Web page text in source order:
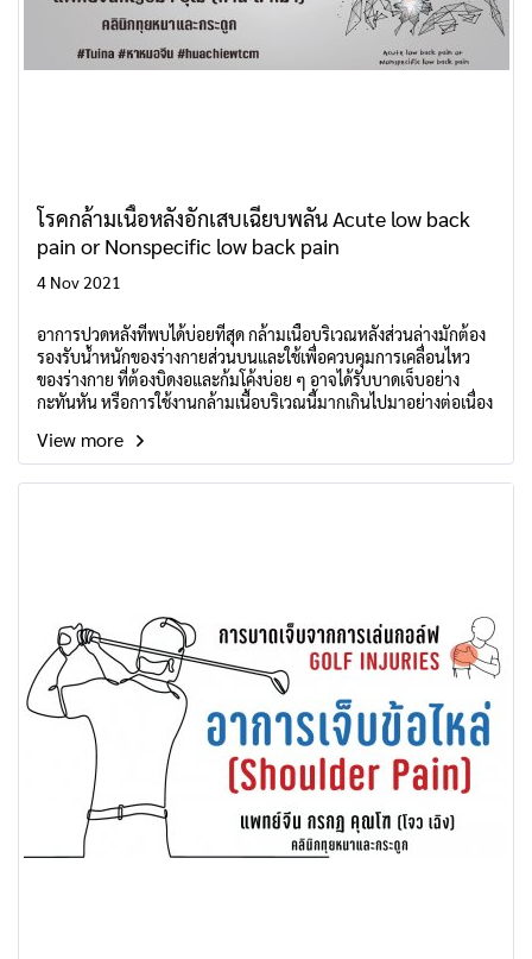
โรคกล้ามเนื้อหลังอักเสบเฉียบพลัน Acute low back
pain or Nonspecific low back pain
4 Nov 2021
อาการปวดหลังที่พบได้บ่อยที่สุด กล้ามเนื้อบริเวณหลังส่วนล่างมักต้อง
รองรับน้ำหนักของร่างกายส่วนบนและใช้เพื่อควบคุมการเคลื่อนไหว
ของร่างกาย ที่ต้องบิดงอและก้มโค้งบ่อย ๆ อาจได้รับบาดเจ็บอย่าง
กะทันหัน หรือการใช้งานกล้ามเนื้อบริเวณนี้มากเกินไปมาอย่างต่อเนื่อง
View more